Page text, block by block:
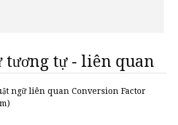
tương tự - liên quan
ngữ liên quan Conversion Factor